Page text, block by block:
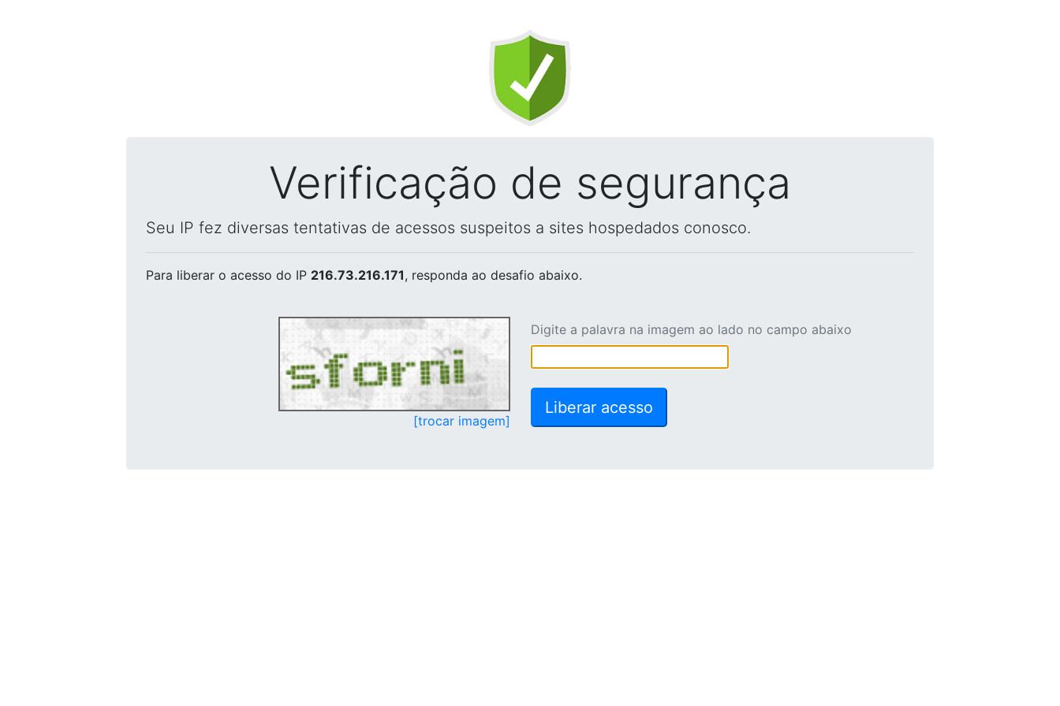
Verificação de segurança
Seu IP fez diversas tentativas de acessos suspeitos a sites hospedados conosco.
Para liberar o acesso do IP 216.73.216.171, responda ao desafio abaixo.
[trocar imagem]
Digite a palavra na imagem ao lado no campo abaixo